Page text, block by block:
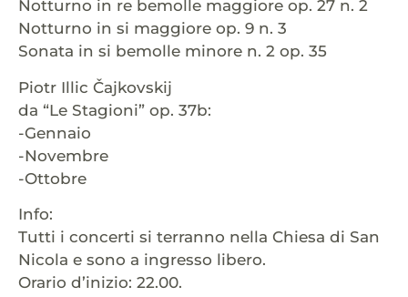
Notturno in re bemolle maggiore op. 27 n. 2
Notturno in si maggiore op. 9 n. 3
Sonata in si bemolle minore n. 2 op. 35
Piotr Illic Čajkovskij
da “Le Stagioni” op. 37b:
-Gennaio
-Novembre
-Ottobre
Info:
Tutti i concerti si terranno nella Chiesa di San
Nicola e sono a ingresso libero.
Orario d’inizio: 22.00.